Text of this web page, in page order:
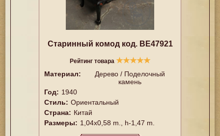
Старинный комод код. BE47921
Рейтинг товара ★★★★★
Материал:
Дерево / Поделочный
камень
Год: 1940
Стиль: Ориентальный
Страна: Китай
Размеры: 1,04x0,58 m., h-1,47 m.